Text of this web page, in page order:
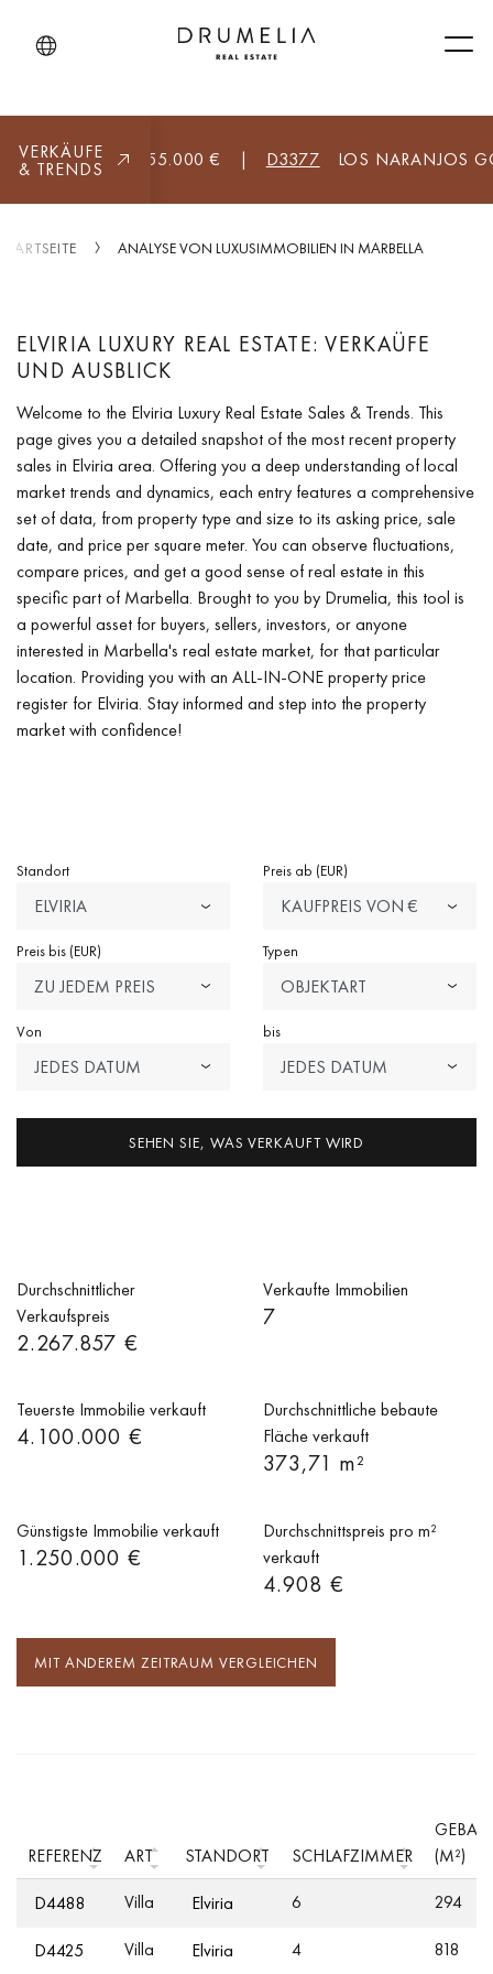
(ALLE) 8.955.000 € | D3377 LOS NARANJOS
VERKÄUFE
& TRENDS
STARTSEITE ANALYSE VON LUXUSIMMOBILIEN IN MARBELLA
ELVIRIA LUXURY REAL ESTATE: VERKAÜFE
UND AUSBLICK
Welcome to the Elviria Luxury Real Estate Sales & Trends. This
page gives you a detailed snapshot of the most recent property
sales in Elviria area. Offering you a deep understanding of local
market trends and dynamics, each entry features a comprehensive
set of data, from property type and size to its asking price, sale
date, and price per square meter. You can observe fluctuations,
compare prices, and get a good sense of real estate in this
specific part of Marbella. Brought to you by Drumelia, this tool is
a powerful asset for buyers, sellers, investors, or anyone
interested in Marbella's real estate market, for that particular
location. Providing you with an ALL-IN-ONE property price
register for Elviria. Stay informed and step into the property
market with confidence!
Standort
ELVIRIA
Preis ab (EUR)
KAUFPREIS VON €
Preis bis (EUR)
ZU JEDEM PREIS
Typen
OBJEKTART
Von
JEDES DATUM
bis
JEDES DATUM
SEHEN SIE, WAS VERKAUFT WIRD
Durchschnittlicher
Verkaufspreis
2.267.857 €
Verkaufte Immobilien
7
Teuerste Immobilie verkauft
4.100.000 €
Durchschnittliche bebaute
Fläche verkauft
373,71 m²
Günstigste Immobilie verkauft
1.250.000 €
Durchschnittspreis pro m²
verkauft
4.908 €
MIT ANDEREM ZEITRAUM VERGLEICHEN
REFERENZ ART STANDORT SCHLAFZIMMER
(M²)
D4488 Villa Elviria 6 294
D4425 Villa Elviria 4 818